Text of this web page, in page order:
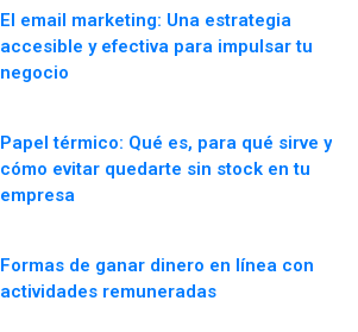
El email marketing: Una estrategia
accesible y efectiva para impulsar tu
negocio
Papel térmico: Qué es, para qué sirve y
cómo evitar quedarte sin stock en tu
empresa
Formas de ganar dinero en línea con
actividades remuneradas